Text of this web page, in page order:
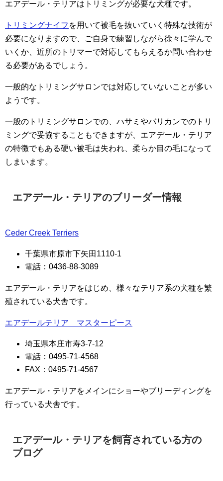
エアデール・テリアはトリミングが必要な犬種です。
トリミングナイフ を用いて被毛を抜いていく特殊な技術が
必要になりますので、ご自身で練習しながら徐々に学んで
いくか、近所のトリマーで対応してもらえるか問い合わせ
る必要があるでしょう。
一般的なトリミングサロンでは対応していないことが多い
ようです。
一般のトリミングサロンでの、ハサミやバリカンでのトリ
ミングで妥協することもできますが、エアデール・テリア
の特徴でもある硬い被毛は失われ、柔らか目の毛になって
しまいます。
エアデール・テリアのブリーダー情報
Ceder Creek Terriers
千葉県市原市下矢田1110-1
電話：0436-88-3089
エアデール・テリアをはじめ、様々なテリア系の犬種を繁
殖されている犬舎です。
エアデールテリア マスターピース
埼玉県本庄市寿3-7-12
電話：0495-71-4568
FAX：0495-71-4567
エアデール・テリアをメインにショーやブリーディングを
行っている犬舎です。
エアデール・テリアを飼育されている方の
ブログ